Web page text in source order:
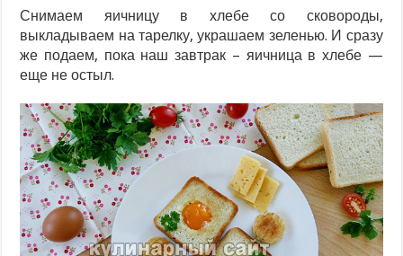
Снимаем яичницу в хлебе со сковороды,
выкладываем на тарелку, украшаем зеленью. И сразу
же подаем, пока наш завтрак – яичница в хлебе —
еще не остыл.